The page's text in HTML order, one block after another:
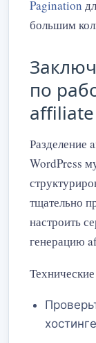
Pagination
большим
по
affiliate
Разделение
WordPress
тщательно
настроить
генерацию